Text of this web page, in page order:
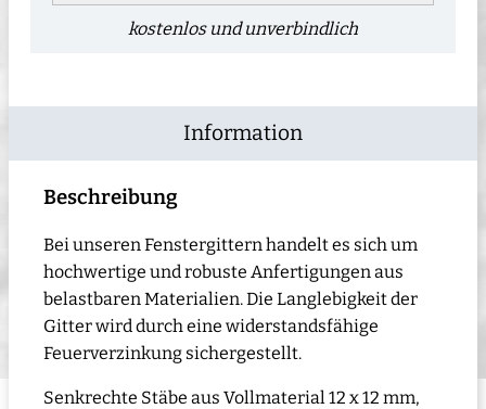
kostenlos und unverbindlich
Information
Beschreibung
Bei unseren Fenstergittern handelt es sich um
hochwertige und robuste Anfertigungen aus
belastbaren Materialien. Die Langlebigkeit der
Gitter wird durch eine widerstandsfähige
Feuerverzinkung sichergestellt.
Senkrechte Stäbe aus Vollmaterial 12 x 12 mm,